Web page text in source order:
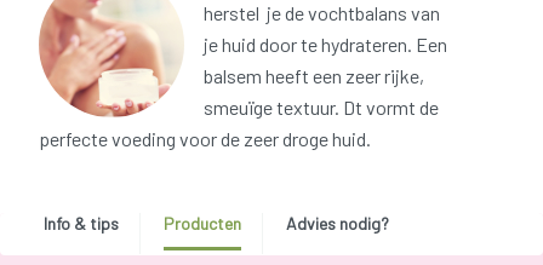
herstel je de vochtbalans van
je huid door te hydrateren. Een
balsem heeft een zeer rijke,
smeuïge textuur. Dt vormt de
perfecte voeding voor de zeer droge huid.
Info & tips Producten Advies nodig?